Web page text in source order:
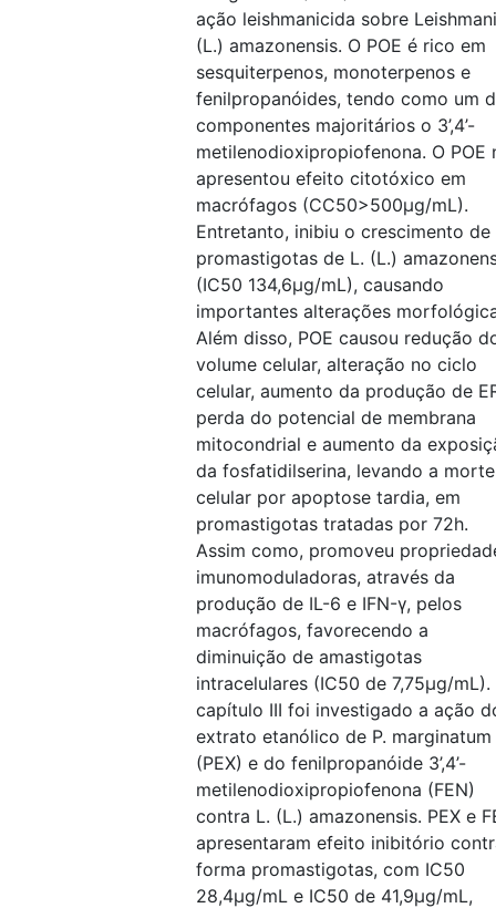
ação leishmanicida sobre
(L.) amazonensis. O POE é rico em
sesquiterpenos, monoterpenos e
fenilpropanóides, tendo como um
componentes majoritários o 3’,4’-
metilenodioxipropiofenona. O POE
apresentou efeito citotóxico em
macrófagos (CC50>500μg/mL).
Entretanto, inibiu o crescimento de
promastigotas de L. (L.)
(IC50 134,6μg/mL), causando
importantes alterações
Além disso, POE causou redução
volume celular, alteração no ciclo
celular, aumento da produção de
perda do potencial de membrana
mitocondrial e aumento da
da fosfatidilserina, levando a morte
celular por apoptose tardia, em
promastigotas tratadas por 72h.
Assim como, promoveu
imunomoduladoras, através da
produção de IL-6 e IFN-γ, pelos
macrófagos, favorecendo a
diminuição de amastigotas
intracelulares (IC50 de 7,75μg/mL).
capítulo III foi investigado a ação
extrato etanólico de P. marginatum
(PEX) e do fenilpropanóide 3’,4’-
metilenodioxipropiofenona (FEN)
contra L. (L.) amazonensis. PEX e
apresentaram efeito inibitório
forma promastigotas, com IC50
28,4μg/mL e IC50 de 41,9μg/mL,